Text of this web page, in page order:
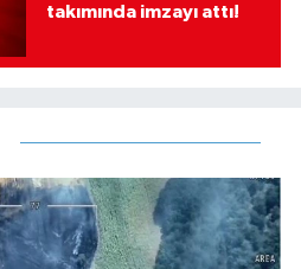
takımında imzayı attı!